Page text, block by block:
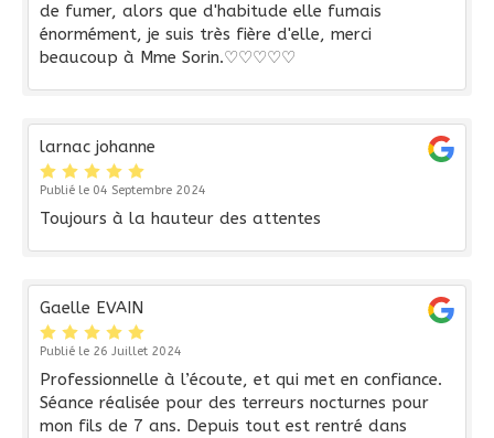
de fumer, alors que d'habitude elle fumais
énormément, je suis très fière d'elle, merci
beaucoup à Mme Sorin.♡♡♡♡♡
larnac johanne
Publié le 04 Septembre 2024
Toujours à la hauteur des attentes
Gaelle EVAIN
Publié le 26 Juillet 2024
Professionnelle à l’écoute, et qui met en confiance.
Séance réalisée pour des terreurs nocturnes pour
mon fils de 7 ans. Depuis tout est rentré dans